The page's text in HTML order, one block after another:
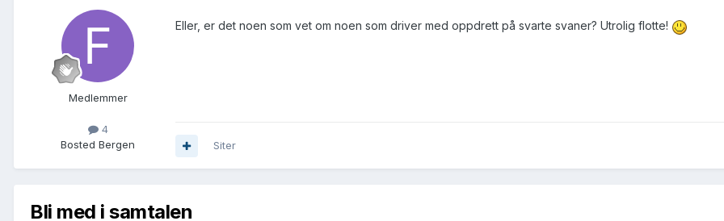
Medlemmer
4
Bosted Bergen
Eller, er det noen som vet om noen som driver med oppdrett på svarte svaner? Utrolig flotte!
Siter
Bli med i samtalen